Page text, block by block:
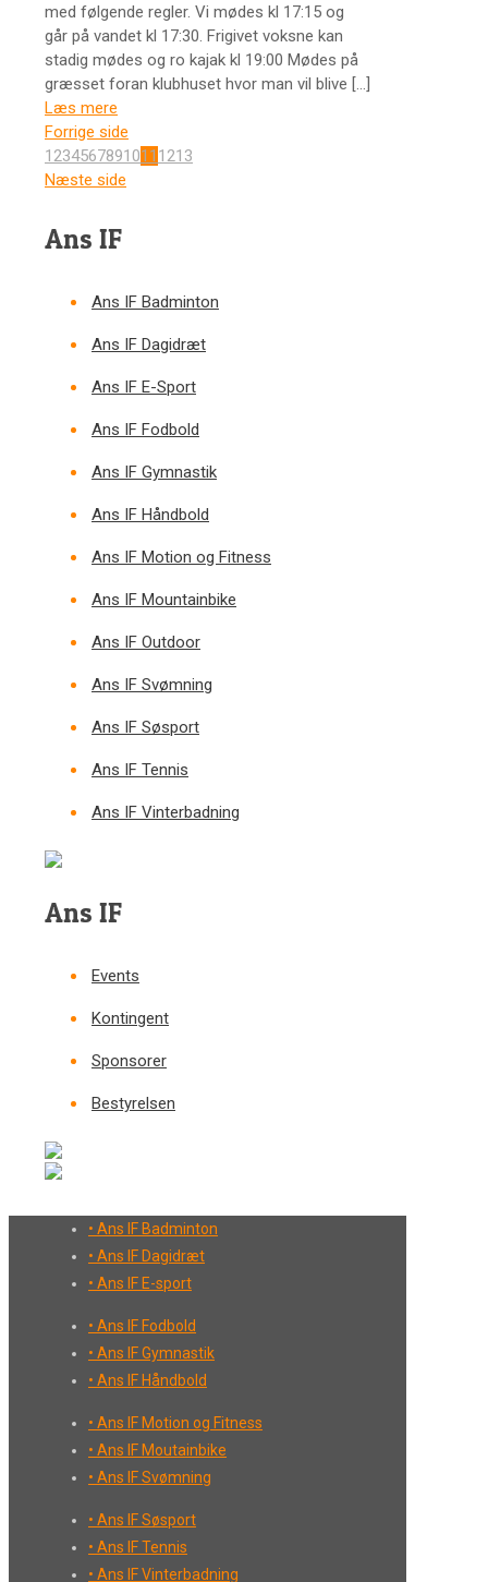
med følgende regler. Vi mødes kl 17:15 og
går på vandet kl 17:30. Frigivet voksne kan
stadig mødes og ro kajak kl 19:00 Mødes på
græsset foran klubhuset hvor man vil blive […]
Læs mere
Forrige side
1 234567891011 1213
Næste side
Ans IF
Ans IF Badminton
Ans IF Dagidræt
Ans IF E-Sport
Ans IF Fodbold
Ans IF Gymnastik
Ans IF Håndbold
Ans IF Motion og Fitness
Ans IF Mountainbike
Ans IF Outdoor
Ans IF Svømning
Ans IF Søsport
Ans IF Tennis
Ans IF Vinterbadning
Ans IF
Events
Kontingent
Sponsorer
Bestyrelsen
• Ans IF Badminton
• Ans IF Dagidræt
• Ans IF E-sport
• Ans IF Fodbold
• Ans IF Gymnastik
• Ans IF Håndbold
• Ans IF Motion og Fitness
• Ans IF Moutainbike
• Ans IF Svømning
• Ans IF Søsport
• Ans IF Tennis
• Ans IF Vinterbadning